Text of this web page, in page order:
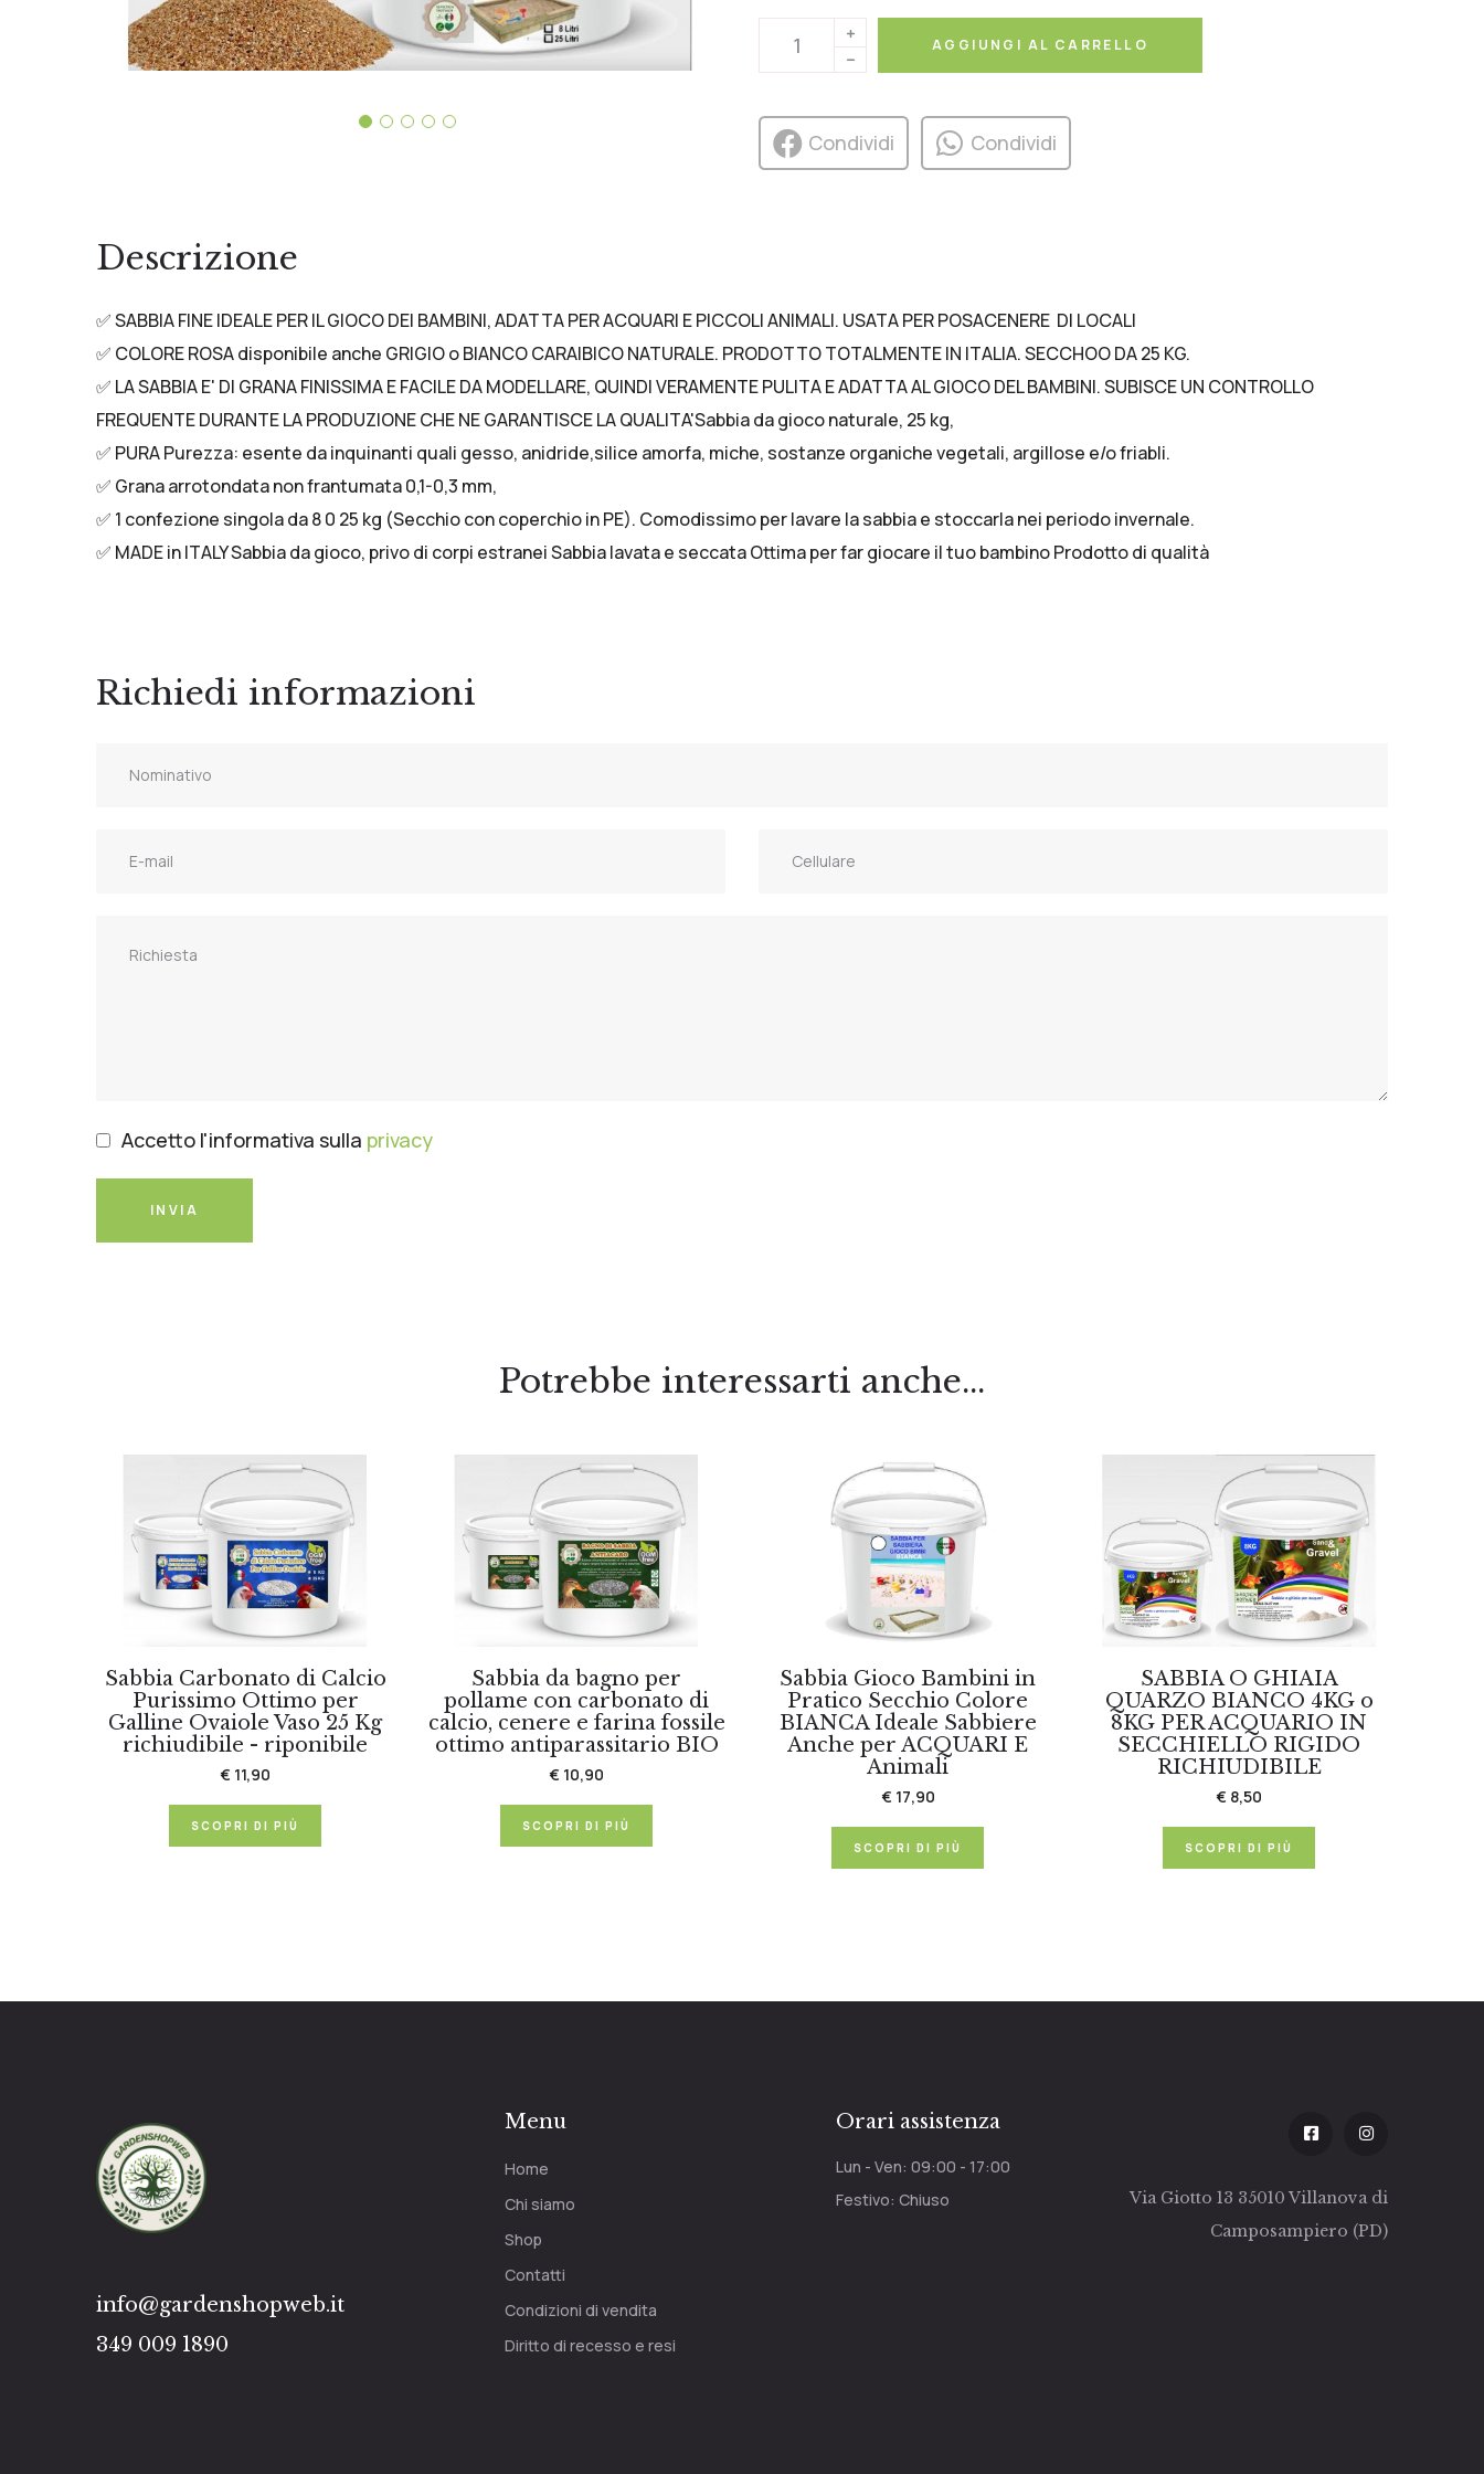
AGGIUNGI AL CARRELLO
Condividi Condividi
Descrizione
✅ SABBIA FINE IDEALE PER IL GIOCO DEI BAMBINI, ADATTA PER ACQUARI E PICCOLI ANIMALI. USATA PER POSACENERE DI LOCALI
✅ COLORE ROSA disponibile anche GRIGIO o BIANCO CARAIBICO NATURALE. PRODOTTO TOTALMENTE IN ITALIA. SECCHOO DA 25 KG.
✅ LA SABBIA E' DI GRANA FINISSIMA E FACILE DA MODELLARE, QUINDI VERAMENTE PULITA E ADATTA AL GIOCO DEL BAMBINI. SUBISCE UN CONTROLLO
FREQUENTE DURANTE LA PRODUZIONE CHE NE GARANTISCE LA QUALITA'Sabbia da gioco naturale, 25 kg,
✅ PURA Purezza: esente da inquinanti quali gesso, anidride,silice amorfa, miche, sostanze organiche vegetali, argillose e/o friabli.
✅ Grana arrotondata non frantumata 0,1-0,3 mm,
✅ 1 confezione singola da 8 0 25 kg (Secchio con coperchio in PE). Comodissimo per lavare la sabbia e stoccarla nei periodo invernale.
✅ MADE in ITALY Sabbia da gioco, privo di corpi estranei Sabbia lavata e seccata Ottima per far giocare il tuo bambino Prodotto di qualità
Richiedi informazioni
Accetto l'informativa sulla privacy
INVIA
Potrebbe interessarti anche...
Sabbia Carbonato di Calcio
Purissimo Ottimo per
Galline Ovaiole Vaso 25 Kg
richiudibile - riponibile
€ 11,90
SCOPRI DI PIÙ
Sabbia da bagno per
pollame con carbonato di
calcio, cenere e farina fossile
ottimo antiparassitario BIO
€ 10,90
SCOPRI DI PIÙ
Sabbia Gioco Bambini in
Pratico Secchio Colore
BIANCA Ideale Sabbiere
Anche per ACQUARI E
Animali
€ 17,90
SCOPRI DI PIÙ
SABBIA O GHIAIA
QUARZO BIANCO 4KG o
8KG PER ACQUARIO IN
SECCHIELLO RIGIDO
RICHIUDIBILE
€ 8,50
SCOPRI DI PIÙ
info@gardenshopweb.it
349 009 1890
Menu
Home
Chi siamo
Shop
Contatti
Condizioni di vendita
Diritto di recesso e resi
Orari assistenza
Lun - Ven: 09:00 - 17:00
Festivo: Chiuso
Via Giotto 13 35010 Villanova di
Camposampiero (PD)